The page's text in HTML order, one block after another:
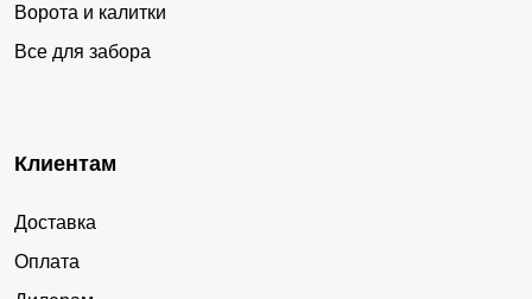
Ворота и калитки
Все для забора
Клиентам
Доставка
Оплата